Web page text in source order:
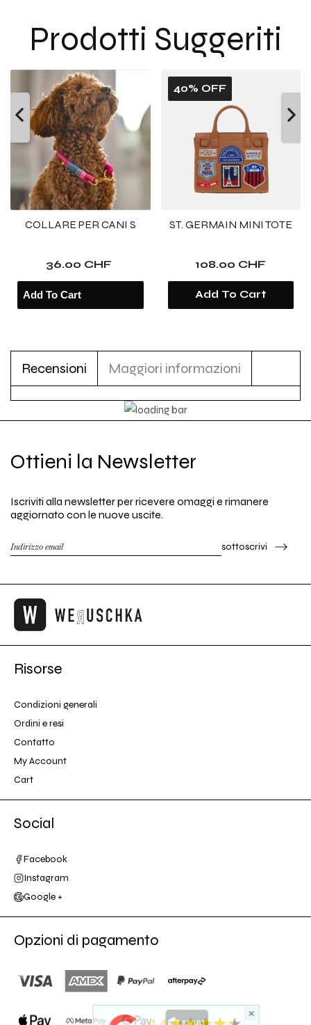
Prodotti Suggeriti
COLLARE PER CANI S
36.00 CHF
40% OFF
ST. GERMAIN MINI TOTE
108.00 CHF
Add To Cart
Recensioni Maggiori informazioni
Ottieni la Newsletter
Iscriviti alla newsletter per ricevere omaggi e rimanere
aggiornato con le nuove uscite.
sottoscrivi
Risorse
Condizioni generali
Ordini e resi
Contatto
My Account
Cart
Social
Facebook
Instagram
Google +
Opzioni di pagamento